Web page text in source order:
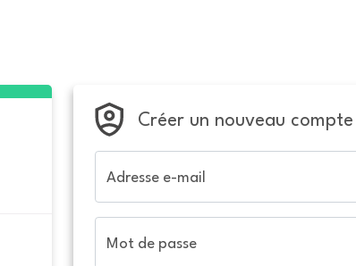
Créer un nouveau compte
Adresse e-mail
Mot de passe